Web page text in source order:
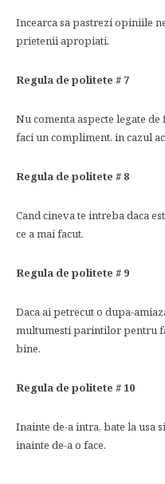
Incearca sa pastrezi opiniile
prietenii apropiati.
Regula de politete # 7
Nu comenta aspecte legate
faci un compliment, in cazul
Regula de politete # 8
Cand cineva te intreba daca
ce a mai facut.
Regula de politete # 9
Daca ai petrecut o dupa-
multumesti parintilor pentru
bine.
Regula de politete # 10
Inainte de-a intra, bate la usa
inainte de-a o face.